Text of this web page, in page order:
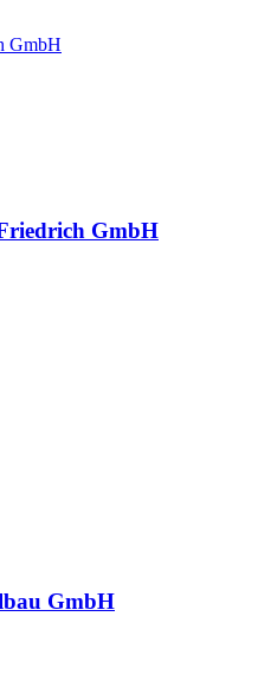
GmbH
GmbH
GmbH